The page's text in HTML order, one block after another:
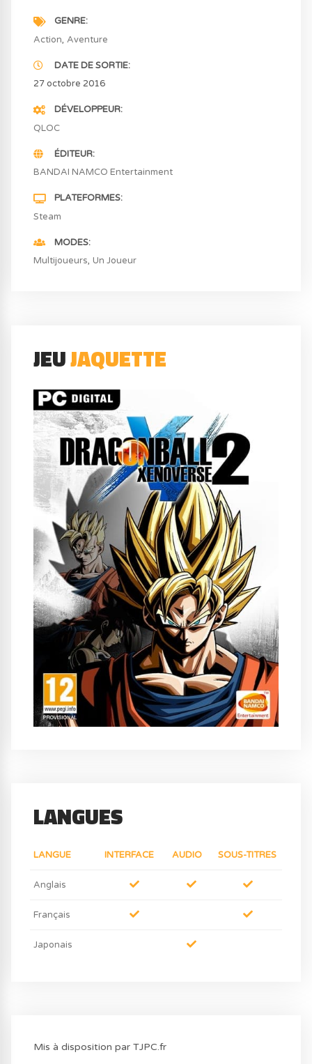
GENRE
Action Aventure
DATE DE SORTIE
27 octobre 2016
DÉVELOPPEUR
QLOC
ÉDITEUR
BANDAI NAMCO Entertainment
PLATEFORMES
Steam
MODES
Multijoueurs Un Joueur
JEUJAQUETTE
LANGUES
LANGUE INTERFACE AUDIO SOUS-TITRES
Anglais
Français
Japonais
Mis à disposition par TJPC.fr